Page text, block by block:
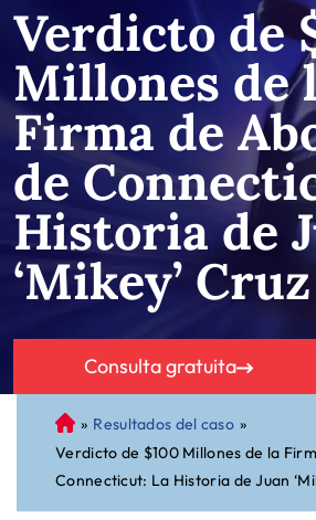
Verdicto de
Millones de
Firma de
de
Historia de
‘Mikey’ Cruz
Consulta gratuita
A
bo
ga
do
» Resultados del caso »
Verdicto de $100 Millones de la
Connecticut: La Historia de Juan